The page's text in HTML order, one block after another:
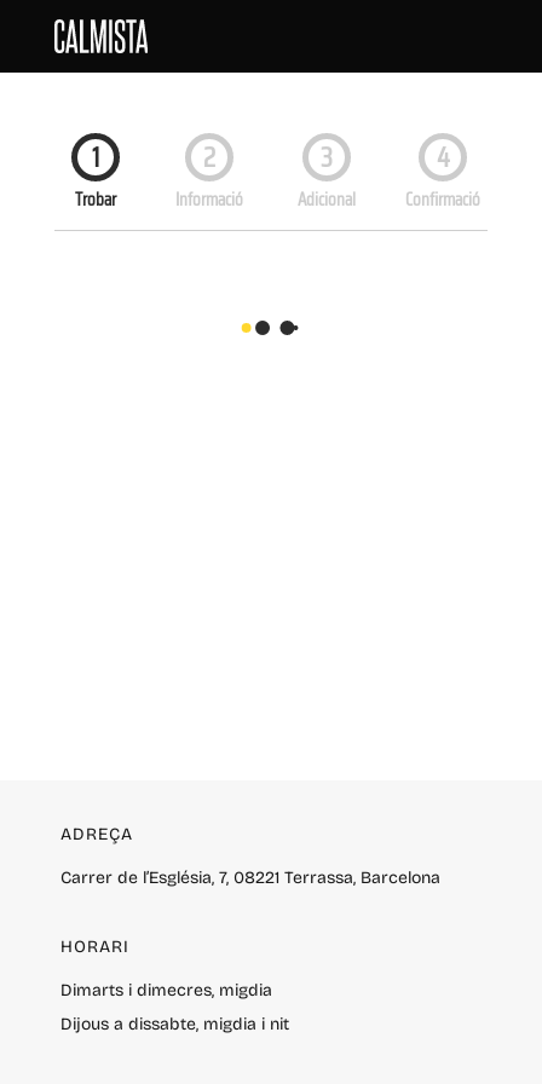
ADREÇA
Carrer de l’Església, 7, 08221 Terrassa, Barcelona
HORARI
Dimarts i dimecres, migdia
Dijous a dissabte, migdia i nit